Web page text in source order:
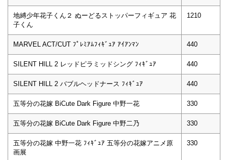
地縛少年花子くん２ ぬーどるストッパーフィギュア 花
子くん
1210
MARVEL ACT/CUT ﾌﾟﾚﾐｱﾑﾌｨｷﾞｭｱ ｱｲｱﾝﾏﾝ 440
SILENT HILL 2 レッドピラミッドシング ﾌｨｷﾞｭｱ 440
SILENT HILL 2 バブルヘッドナース ﾌｨｷﾞｭｱ 440
五等分の花嫁 BiCute Dark Figure 中野一花 330
五等分の花嫁 BiCute Dark Figure 中野二乃 330
五等分の花嫁 中野一花 ﾌｨｷﾞｭｱ 五等分の花嫁アニメ原
画展
330